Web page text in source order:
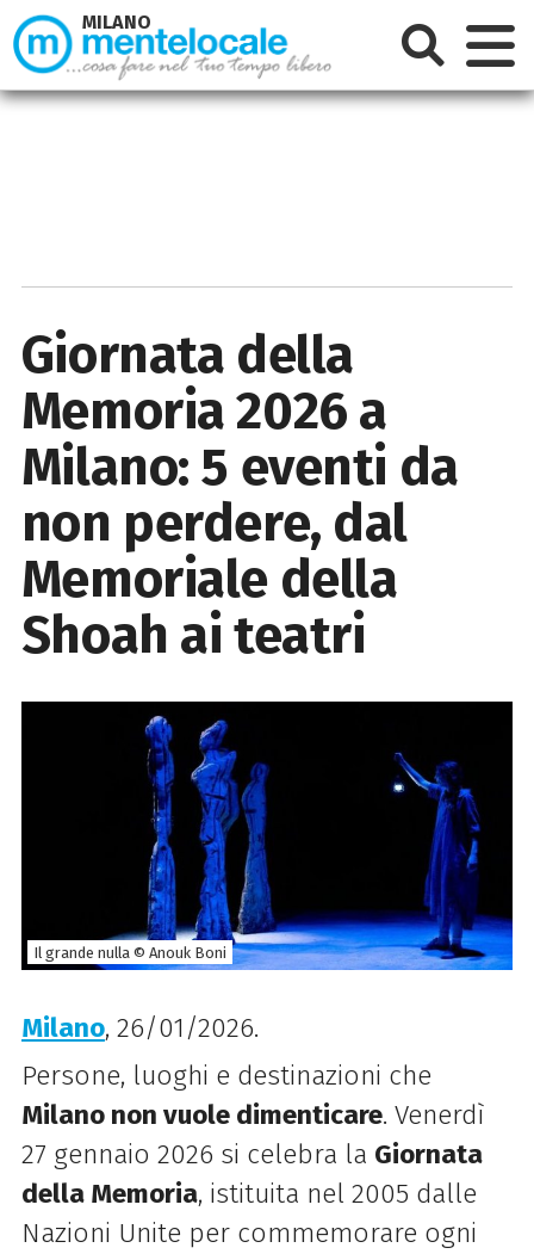
Giornata della
Memoria 2026 a
Milano: 5 eventi da
non perdere, dal
Memoriale della
Shoah ai teatri
Il grande nulla © Anouk Boni
Milano, 26/01/2026.
Persone, luoghi e destinazioni che
Milano non vuole dimenticare. Venerdì
27 gennaio 2026 si celebra la Giornata
della Memoria, istituita nel 2005 dalle
Nazioni Unite per commemorare ogni
MILANO